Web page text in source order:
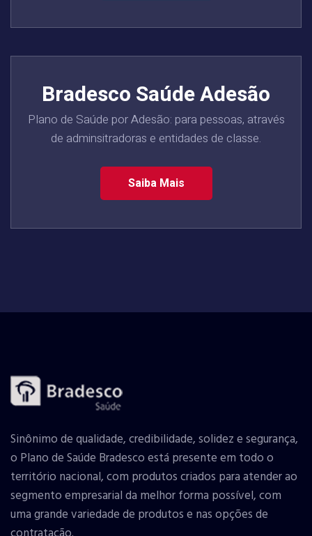
Bradesco Saúde Adesão
Plano de Saúde por Adesão: para pessoas, através
de adminsitradoras e entidades de classe.
Saiba Mais
Sinônimo de qualidade, credibilidade, solidez e segurança,
o Plano de Saúde Bradesco está presente em todo o
território nacional, com produtos criados para atender ao
segmento empresarial da melhor forma possível, com
uma grande variedade de produtos e nas opções de